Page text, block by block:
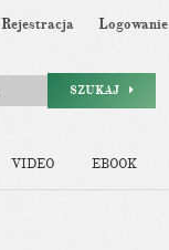
Rejestracja Logowanie
SZUKAJ
VIDEO EBOOK